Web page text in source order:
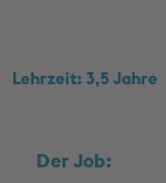
Lehrzeit: 3,5 Jahre
Der Job: